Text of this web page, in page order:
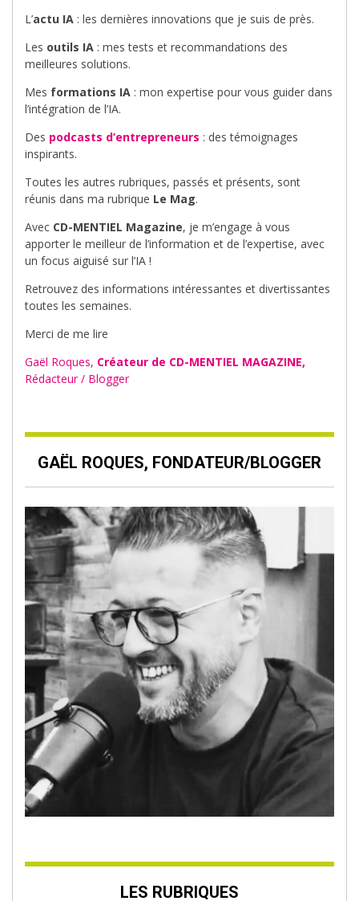
L’actu IA : les dernières innovations que je suis de près.
Les outils IA : mes tests et recommandations des
meilleures solutions.
Mes formations IA : mon expertise pour vous guider dans
l’intégration de l’IA.
Des podcasts d’entrepreneurs : des témoignages
inspirants.
Toutes les autres rubriques, passés et présents, sont
réunis dans ma rubrique Le Mag.
Avec CD-MENTIEL Magazine, je m’engage à vous
apporter le meilleur de l’information et de l’expertise, avec
un focus aiguisé sur l’IA !
Retrouvez des informations intéressantes et divertissantes
toutes les semaines.
Merci de me lire
Gaël Roques, Créateur de CD-MENTIEL MAGAZINE,
Rédacteur / Blogger
GAËL ROQUES, FONDATEUR/BLOGGER
LES RUBRIQUES